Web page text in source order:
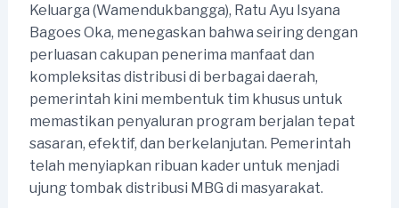
Keluarga (Wamendukbangga), Ratu Ayu Isyana
Bagoes Oka, menegaskan bahwa seiring dengan
perluasan cakupan penerima manfaat dan
kompleksitas distribusi di berbagai daerah,
pemerintah kini membentuk tim khusus untuk
memastikan penyaluran program berjalan tepat
sasaran, efektif, dan berkelanjutan. Pemerintah
telah menyiapkan ribuan kader untuk menjadi
ujung tombak distribusi MBG di masyarakat.